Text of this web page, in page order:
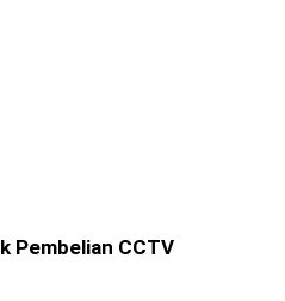
Pembelian CCTV